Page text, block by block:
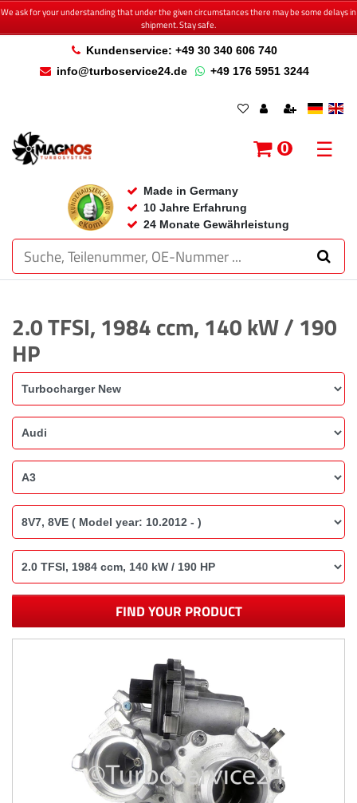
We ask for your understanding that under the given circumstances there may be some delays in
shipment. Stay safe.
Kundenservice: +49 30 340 606 740
info@turboservice24.de
+49 176 5951 3244
Made in Germany
10 Jahre Erfahrung
24 Monate Gewährleistung
0 ☰
2.0 TFSI, 1984 ccm, 140 kW / 190
HP
FIND YOUR PRODUCT